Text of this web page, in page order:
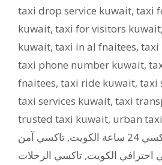
taxi drop service kuwait, taxi
kuwait, taxi for visitors kuwait,
kuwait, taxi in al fnaitees, taxi
taxi phone number kuwait,
fnaitees, taxi ride kuwait, taxi
taxi services kuwait, taxi
trusted taxi kuwait, urban
ساعة الكويت , تاكسي آمن
احترافي الكويت, تاكسي الرحلات